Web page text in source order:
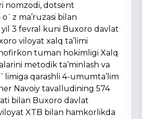
nomzodi, dotsent
ma’ruzasi bilan
yil 3 fevral kuni Buxoro davlat
viloyat xalq ta’limi
tuman hokimligi Xalq
metodik ta’minlash va
qarashli 4-umumta’lim
Navoiy tavalludining 574
bilan Buxoro davlat
XTB bilan hamkorlikda